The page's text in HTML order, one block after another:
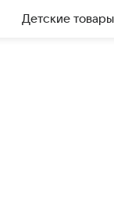
Детские товары